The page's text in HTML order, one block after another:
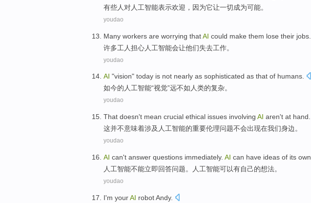
有些人 对人工智能表示欢迎， 因为它让一切成为可能。
youdao
Many workers are worrying thatAI could make them lose their jobs
许多工人担心人工智能会让他们失去工作。
youdao
AI "vision" today is not nearly as sophisticated as that of humans.
如今的人工智能“视觉”远不如人类的复杂。
youdao
That doesn't mean crucial ethical issues involving AI aren't at hand
这并不意味着涉及 人工智能的重要伦理问题不会出现在我们身边 。
youdao
AI can't answer questions immediately. AI can have ideas of its own.
人 工智能不能立即回答问题。人工智能可以有自己的想法。
youdao
I'm yourAI robot Andy.